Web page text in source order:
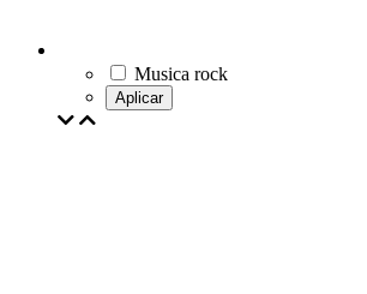
Musica rock
Aplicar